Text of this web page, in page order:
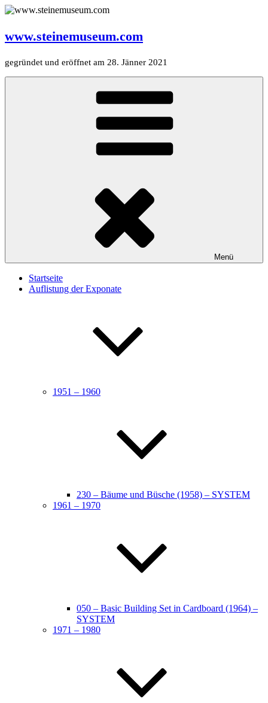
Zum
www.steinemuseum.com
gegründet und eröffnet am 28. Jänner 2021
Menü
Startseite
Auflistung der Exponate
1951 – 1960
230 – Bäume und Büsche (1958) – SYSTEM
1961 – 1970
050 – Basic Building Set in Cardboard (1964) –
SYSTEM
1971 – 1980